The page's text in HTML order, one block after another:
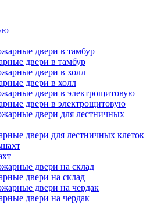
двери в тамбур
двери в холл
двери в электрощитовую
двери для лестничных клеток
двери на склад
двери на чердак